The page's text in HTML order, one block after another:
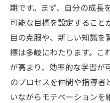
期です。まず、自分の成長
可能な目標を設定すること
目の克服や、新しい知識を
標は多岐にわたります。こ
が高まり、効率的な学習が
のプロセスを仲間や指導者
いながらモチベーションを